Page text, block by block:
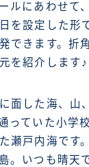
ルにあわせて
を設定した形
できます。折
を紹介します♪
面した海、山
っていた小学
瀬戸内海です
。いつも晴天で